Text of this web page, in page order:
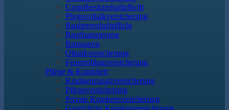
Grundbesitzerhaftpflicht
Photovoltaikversicherung
Bauherrenhaftpflicht
Baufinanzierung
Bausparen
Öltankversicherung
Feuerrohbauversicherung
Pflege & Krankheit
Krankenzusatzversicherung
Pflegeversicherung
Private Krankenversicherung
Gesetzliche Krankenversicherung